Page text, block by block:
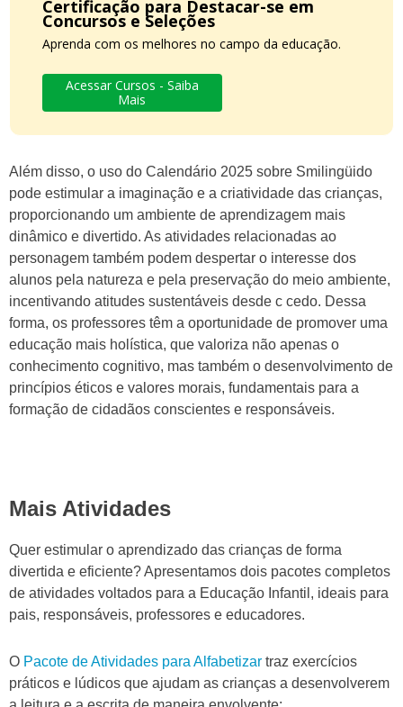
Certificação para Destacar-se em
Concursos e Seleções
Aprenda com os melhores no campo da educação.
Acessar Cursos - Saiba
Mais
Além disso, o uso do Calendário 2025 sobre Smilingüido
pode estimular a imaginação e a criatividade das crianças,
proporcionando um ambiente de aprendizagem mais
dinâmico e divertido. As atividades relacionadas ao
personagem também podem despertar o interesse dos
alunos pela natureza e pela preservação do meio ambiente,
incentivando atitudes sustentáveis desde c cedo. Dessa
forma, os professores têm a oportunidade de promover uma
educação mais holística, que valoriza não apenas o
conhecimento cognitivo, mas também o desenvolvimento de
princípios éticos e valores morais, fundamentais para a
formação de cidadãos conscientes e responsáveis.
Mais Atividades
Quer estimular o aprendizado das crianças de forma
divertida e eficiente? Apresentamos dois pacotes completos
de atividades voltados para a Educação Infantil, ideais para
pais, responsáveis, professores e educadores.
O Pacote de Atividades para Alfabetizar traz exercícios
práticos e lúdicos que ajudam as crianças a desenvolverem